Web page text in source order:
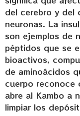
del cerebro y del
neuronas. La
son ejemplos de
péptidos que se
bioactivos,
de aminoácidos
cuerpo reconoce
abre al Kambo a
limpiar los